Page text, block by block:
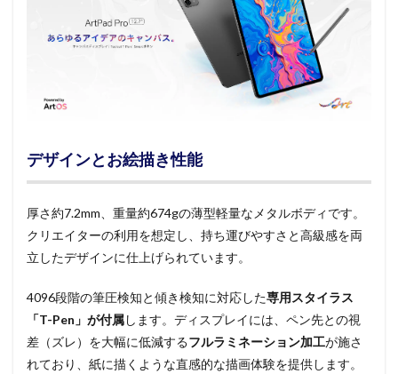
デザインとお絵描き性能
厚さ約7.2mm、重量約674gの薄型軽量なメタルボディです。
クリエイターの利用を想定し、持ち運びやすさと高級感を両
立したデザインに仕上げられています。
4096段階の筆圧検知と傾き検知に対応した専用スタイラス
「T-Pen」が付属します。ディスプレイには、ペン先との視
差（ズレ）を大幅に低減するフルラミネーション加工が施さ
れており、紙に描くような直感的な描画体験を提供します。